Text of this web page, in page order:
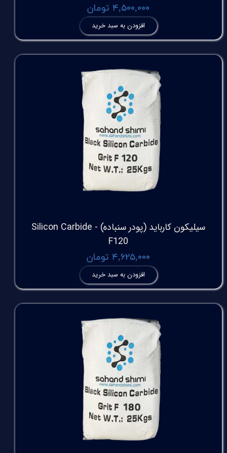
۴,۵۰۰,۰۰۰ تومان
افزودن به سبد خرید
سیلیکون کارباید (پودر سنباده) Silicon Carbide -
F120
۴,۶۲۵,۰۰۰ تومان
افزودن به سبد خرید